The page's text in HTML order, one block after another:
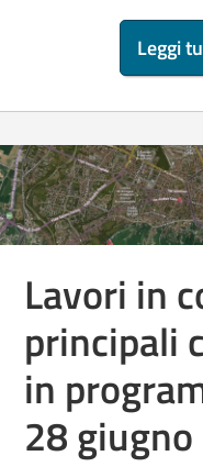
Leggi
Lavori in
principali
in
28 giugno